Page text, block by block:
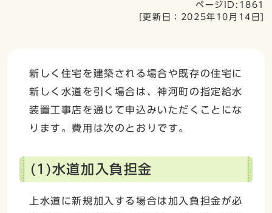
ページID:1861
[更新日： 2025年10月14日]
新しく住宅を建築される場合や既存の住宅に
新しく水道を引く場合は、神河町の指定給水
装置工事店を通じて申込みいただくことにな
ります。費用は次のとおりです。
(1)水道加入負担金
上水道に新規加入する場合は加入負担金が必